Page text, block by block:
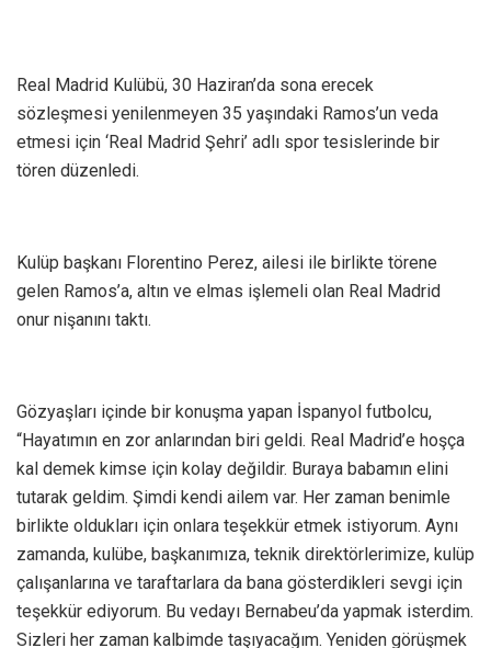
Real Madrid Kulübü, 30 Haziran’da sona erecek
sözleşmesi yenilenmeyen 35 yaşındaki Ramos’un veda
etmesi için ‘Real Madrid Şehri’ adlı spor tesislerinde bir
tören düzenledi.
Kulüp başkanı Florentino Perez, ailesi ile birlikte törene
gelen Ramos’a, altın ve elmas işlemeli olan Real Madrid
onur nişanını taktı.
Gözyaşları içinde bir konuşma yapan İspanyol futbolcu,
“Hayatımın en zor anlarından biri geldi. Real Madrid’e hoşça
kal demek kimse için kolay değildir. Buraya babamın elini
tutarak geldim. Şimdi kendi ailem var. Her zaman benimle
birlikte oldukları için onlara teşekkür etmek istiyorum. Aynı
zamanda, kulübe, başkanımıza, teknik direktörlerimize, kulüp
çalışanlarına ve taraftarlara da bana gösterdikleri sevgi için
teşekkür ediyorum. Bu vedayı Bernabeu’da yapmak isterdim.
Sizleri her zaman kalbimde taşıyacağım. Yeniden görüşmek